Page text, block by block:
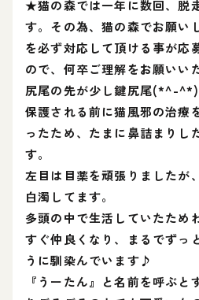
★猫の森では一年に数回、脱
す。その為、猫の森でお願い
を必ず対応して頂ける事が応
ので、何卒ご理解をお願いい
尻尾の先が少し鍵尻尾(*^-^*)
保護される前に猫風邪の治療
ったため、たまに鼻詰まりし
す。
左目は目薬を頑張りましたが
白濁してます。
多頭の中で生活していたため
すぐ仲良くなり、まるでずっ
うに馴染んでいます♪
『うーたん』と名前を呼ぶと